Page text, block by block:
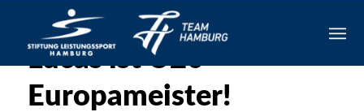
Lucas ist U20
Europameister!